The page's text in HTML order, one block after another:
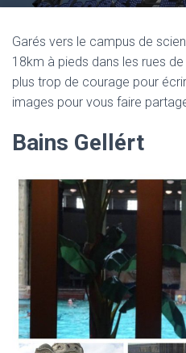
Garés vers le campus de
18km à pieds dans les rues de
plus trop de courage pour
images pour vous faire
Bains Gellért